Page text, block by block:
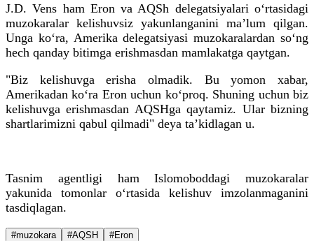
J.D. Vens ham Eron va AQSh delegatsiyalari o‘rtasidagi
muzokaralar kelishuvsiz yakunlanganini ma’lum qilgan.
Unga ko‘ra, Amerika delegatsiyasi muzokaralardan so‘ng
hech qanday bitimga erishmasdan mamlakatga qaytgan.
"Biz kelishuvga erisha olmadik. Bu yomon xabar,
Amerikadan ko‘ra Eron uchun ko‘proq. Shuning uchun biz
kelishuvga erishmasdan AQSHga qaytamiz. Ular bizning
shartlarimizni qabul qilmadi" deya ta’kidlagan u.
Tasnim agentligi ham Islomoboddagi muzokaralar
yakunida tomonlar o‘rtasida kelishuv imzolanmaganini
tasdiqlagan.
#muzokara #AQSH #Eron